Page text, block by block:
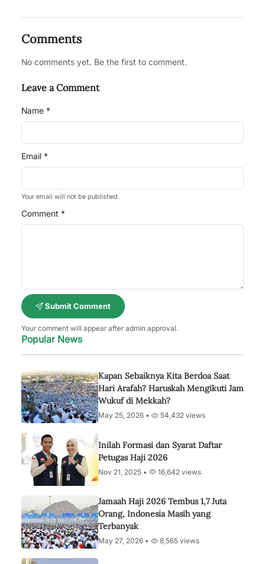
Comments
No comments yet. Be the first to comment.
Leave a Comment
Name *
Email *
Your email will not be published.
Comment *
Submit Comment
Your comment will appear after admin approval.
Popular News
Kapan Sebaiknya Kita Berdoa Saat
Hari Arafah? Haruskah Mengikuti Jam
Wukuf di Mekkah?
May 25, 2026 • 54,432 views
Inilah Formasi dan Syarat Daftar
Petugas Haji 2026
Nov 21, 2025 • 16,642 views
Jamaah Haji 2026 Tembus 1,7 Juta
Orang, Indonesia Masih yang
Terbanyak
May 27, 2026 • 8,565 views